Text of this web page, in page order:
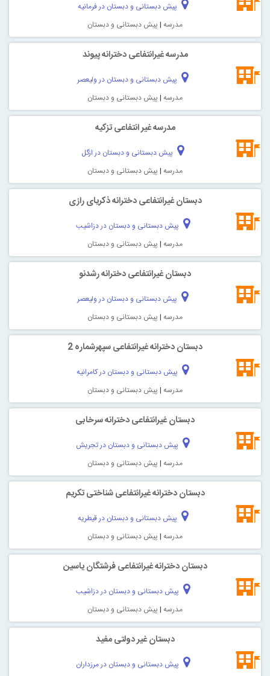
پیش دبستانی و دبستان در فرمانیه
مدرسه | پیش دبستانی و دبستان
مدرسه غیرانتفاعی دخترانه پيوند
پیش دبستانی و دبستان در ولیعصر
مدرسه | پیش دبستانی و دبستان
مدرسه غیر انتفاعی تزكيه
پیش دبستانی و دبستان در ازگل
مدرسه | پیش دبستانی و دبستان
دبستان غیرانتفاعی دخترانه ذكريای رازی
پیش دبستانی و دبستان در دزاشیب
مدرسه | پیش دبستانی و دبستان
دبستان غیرانتفاعی دخترانه رشدنو
پیش دبستانی و دبستان در ولیعصر
مدرسه | پیش دبستانی و دبستان
دبستان دخترانه غیرانتفاعی سپهرشماره 2
پیش دبستانی و دبستان در کامرانیه
مدرسه | پیش دبستانی و دبستان
دبستان غیرانتفاعی دخترانه سرخابی
پیش دبستانی و دبستان در تجریش
مدرسه | پیش دبستانی و دبستان
دبستان دخترانه غیرانتفاعی شناختی تکريم
پیش دبستانی و دبستان در قیطریه
مدرسه | پیش دبستانی و دبستان
دبستان دخترانه غیرانتفاعی فرشتگان ياسين
پیش دبستانی و دبستان در دزاشیب
مدرسه | پیش دبستانی و دبستان
دبستان غیر دولتی مفید
پیش دبستانی و دبستان در مرزداران